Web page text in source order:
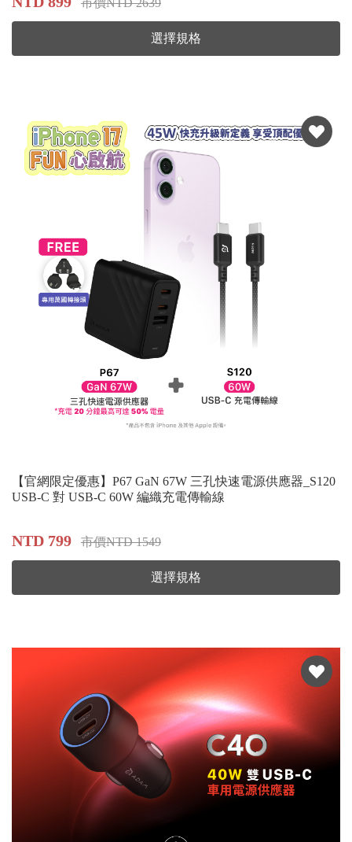
選擇規格
【官網限定優惠】P67 GaN 67W 三孔快速電源供應器_S120
USB-C 對 USB-C 60W 編織充電傳輸線
NTD 799 市價NTD 1549
選擇規格